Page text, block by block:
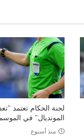
لجنة الحكام تعتمد
المونديال" في
منذ أسبوع